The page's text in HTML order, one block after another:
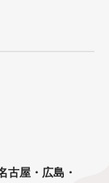
古屋・広島・